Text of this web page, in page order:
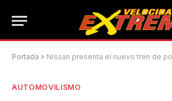
Portada » Nissan presenta el nuevo tren de
AUTOMOVILISMO